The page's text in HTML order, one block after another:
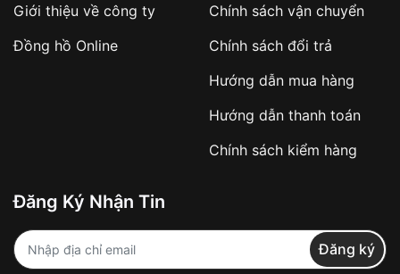
hàng
Số tiền còn lại thanh toán khi nhận hàng hoặc
✔️ Đảm bảo xử lý đơn hàng nhanh chóng
✔️ Hạn chế tình trạng hủy đơn không mong
Từ khóa SEO:
Giới thiệu về công ty
Đồng hồ Online
Chính sách vận chuyển
Chính sách đổi trả
Hướng dẫn mua hàng
Hướng dẫn thanh toán
Chính sách kiểm hàng
Đăng Ký Nhận Tin
Đăng ký